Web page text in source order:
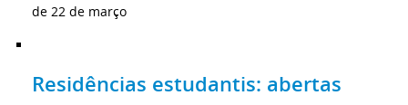
de 22 de março
Residências estudantis: abertas